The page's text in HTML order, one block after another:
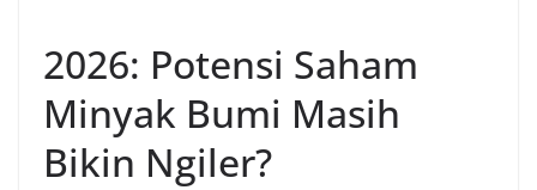
2026: Potensi Saham
Minyak Bumi Masih
Bikin Ngiler?